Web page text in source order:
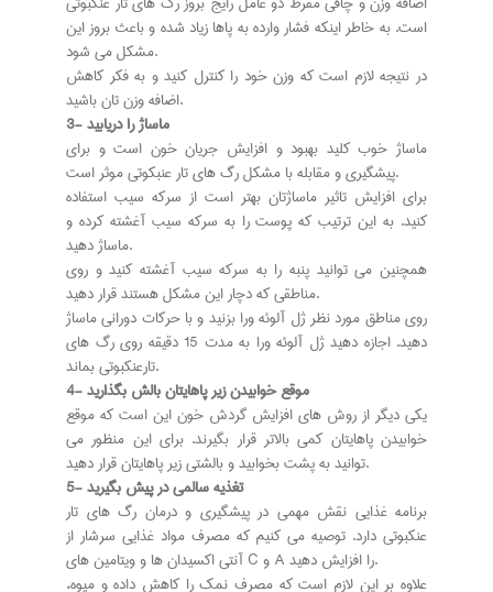
است. به خاطر اینکه فشار وارده به پاها زیاد شده و باعث بروز این
مشکل می شود.
در نتیجه لازم است که وزن خود را کنترل کنید و به فکر کاهش
اضافه وزن تان باشید.
3- ماساژ را دریابید
ماساژ خوب کلید بهبود و افزایش جریان خون است و برای
پیشگیری و مقابله با مشکل رگ های تار عنبکوتی موثر است.
برای افزایش تاثیر ماساژتان بهتر است از سرکه سیب استفاده
کنید. به این ترتیب که پوست را به سرکه سیب آغشته کرده و
ماساژ دهید.
همچنین می توانید پنبه را به سرکه سیب آغشته کنید و روی
مناطقی که دچار این مشکل هستند قرار دهید.
روی مناطق مورد نظر ژل آلوئه ورا بزنید و با حرکات دورانی ماساژ
دهید. اجازه دهید ژل آلوئه ورا به مدت 15 دقیقه روی رگ های
تارعنکبوتی بماند.
4- موقع خوابیدن زیر پاهایتان بالش بگذارید
یکی دیگر از روش های افزایش گردش خون این است که موقع
خوابیدن پاهایتان کمی بالاتر قرار بگیرند. برای این منظور می
توانید به پشت بخوابید و بالشتی زیر پاهایتان قرار دهید.
5- تغذیه سالمی در پیش بگیرید
برنامه غذایی نقش مهمی در پیشگیری و درمان رگ های تار
عنکبوتی دارد. توصیه می کنیم که مصرف مواد غذایی سرشار از
آنتی اکسیدان ها و ویتامین های C و A را افزایش دهید.
علاوه بر این لازم است که مصرف نمک را کاهش داده و میوه،